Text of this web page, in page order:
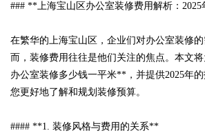
### **上海宝山区办公室装修费用解析：
在繁华的上海宝山区，企业们对办公室装修
而，装修费用往往是他们关注的焦点。本文
办公室装修多少钱一平米**，并提供2025年
您更好地了解和规划装修预算。
#### **1. 装修风格与费用的关系**